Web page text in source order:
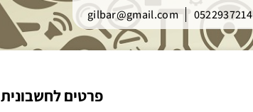
0522937214
gilbar@gmail.com
פרטים לחשבונית